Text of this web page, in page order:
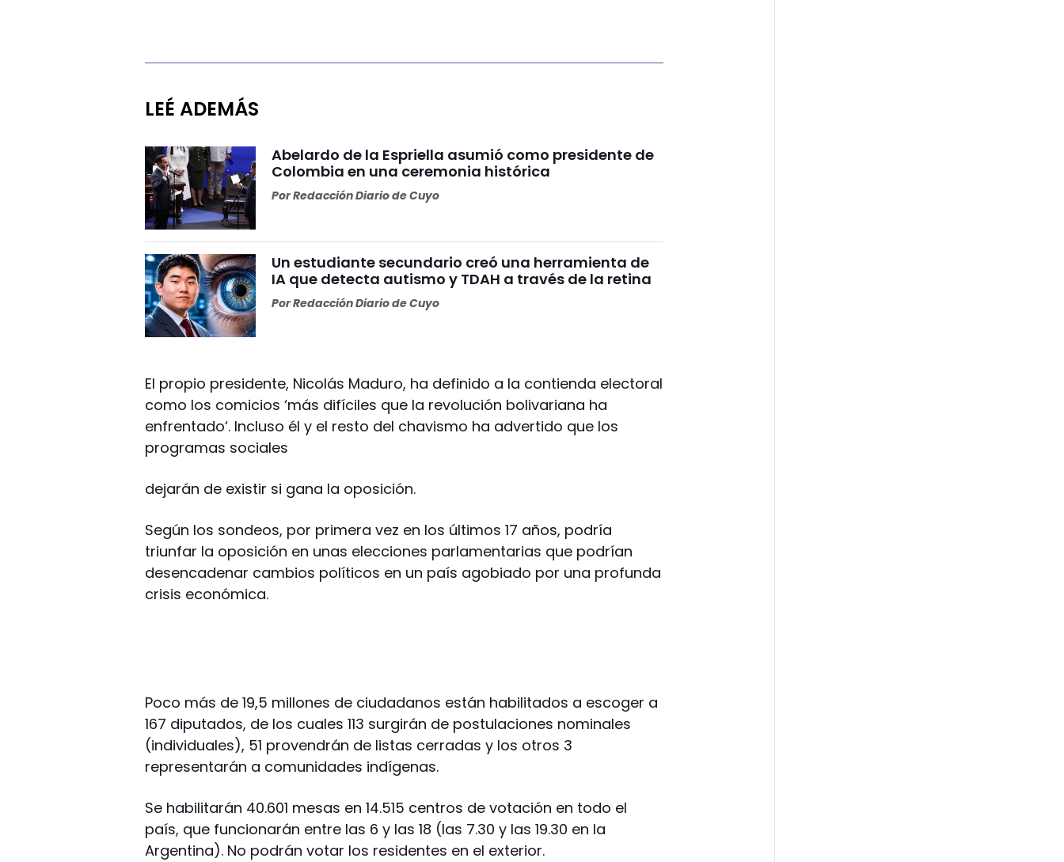
LEÉ ADEMÁS
Abelardo de la Espriella asumió como presidente de
Colombia en una ceremonia histórica
PorRedacción Diario de Cuyo
Un estudiante secundario creó una herramienta de
IA que detecta autismo y TDAH a través de la retina
PorRedacción Diario de Cuyo
El propio presidente, Nicolás Maduro, ha definido a la contienda electoral
como los comicios ‘más difíciles que la revolución bolivariana ha
enfrentado‘. Incluso él y el resto del chavismo ha advertido que los
programas sociales
dejarán de existir si gana la oposición.
Según los sondeos, por primera vez en los últimos 17 años, podría
triunfar la oposición en unas elecciones parlamentarias que podrían
desencadenar cambios políticos en un país agobiado por una profunda
crisis económica.
Poco más de 19,5 millones de ciudadanos están habilitados a escoger a
167 diputados, de los cuales 113 surgirán de postulaciones nominales
(individuales), 51 provendrán de listas cerradas y los otros 3
representarán a comunidades indígenas.
Se habilitarán 40.601 mesas en 14.515 centros de votación en todo el
país, que funcionarán entre las 6 y las 18 (las 7.30 y las 19.30 en la
Argentina). No podrán votar los residentes en el exterior.